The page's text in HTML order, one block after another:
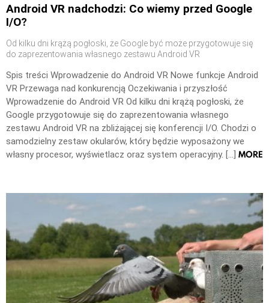
Android VR nadchodzi: Co wiemy przed Google
I/O?
Od kilku dni krążą pogłoski, że Google być może przygotowuje się
do zaprezentowania własnego zestawu Android VR
Spis treści Wprowadzenie do Android VR Nowe funkcje Android
VR Przewaga nad konkurencją Oczekiwania i przyszłość
Wprowadzenie do Android VR Od kilku dni krążą pogłoski, że
Google przygotowuje się do zaprezentowania własnego
zestawu Android VR na zbliżającej się konferencji I/O. Chodzi o
samodzielny zestaw okularów, który będzie wyposażony we
własny procesor, wyświetlacz oraz system operacyjny. […] MORE